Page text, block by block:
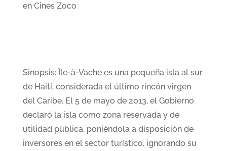
en Cines Zoco
Sinopsis: Île-à-Vache es una pequeña isla al sur
de Haití, considerada el último rincón virgen
del Caribe. El 5 de mayo de 2013, el Gobierno
declaró la isla como zona reservada y de
utilidad pública, poniéndola a disposición de
inversores en el sector turístico, ignorando su